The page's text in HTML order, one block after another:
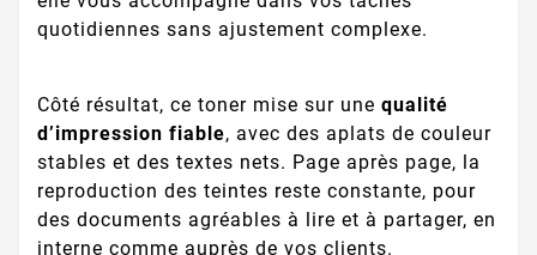
quotidiennes sans ajustement complexe.
Côté résultat, ce toner mise sur une qualité
d’impression fiable, avec des aplats de couleur
stables et des textes nets. Page après page, la
reproduction des teintes reste constante, pour
des documents agréables à lire et à partager, en
interne comme auprès de vos clients.